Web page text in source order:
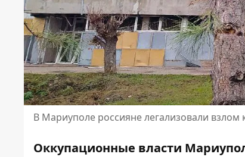
В Мариуполе россияне легализовали взлом
Оккупационные власти